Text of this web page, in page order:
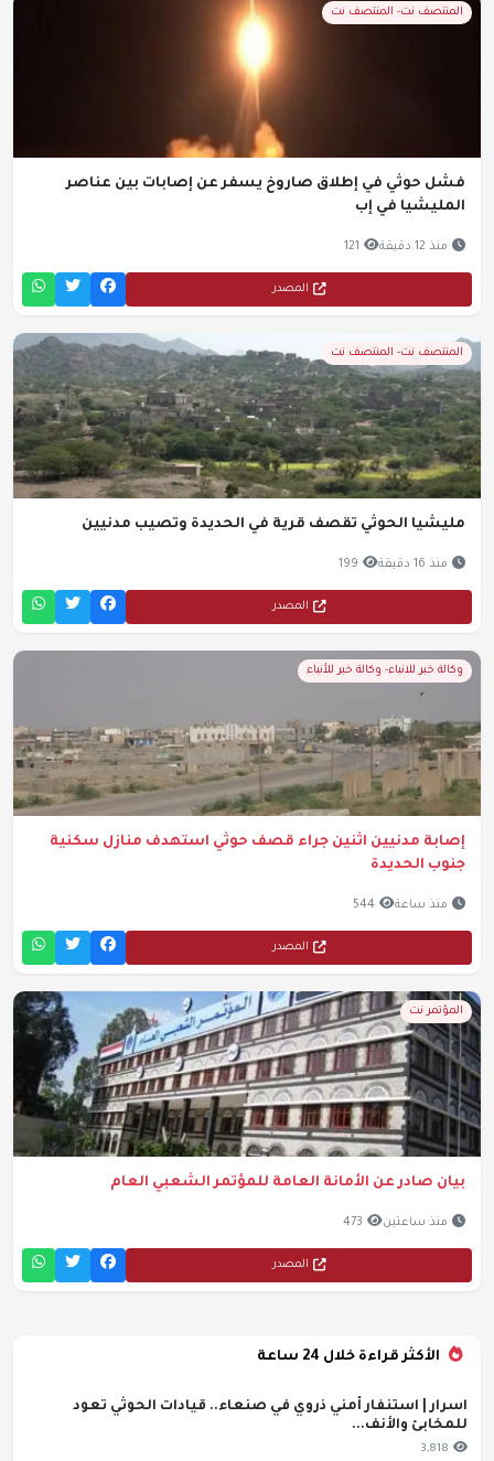
المنتصف نت- المنتصف نت
فشل حوثي في إطلاق صاروخ يسفر عن إصابات بين عناصر
المليشيا في إب
منذ 12 دقيقة 121
المصدر
المنتصف نت- المنتصف نت
مليشيا الحوثي تقصف قرية في الحديدة وتصيب مدنيين
منذ 16 دقيقة 199
المصدر
وكالة خبر للانباء- وكالة خبر للأنباء
إصابة مدنيين اثنين جراء قصف حوثي استهدف منازل سكنية
جنوب الحديدة
منذ ساعة 544
المصدر
المؤتمر نت
بيان صادر عن الأمانة العامة للمؤتمر الشعبي العام
منذ ساعتين 473
المصدر
الأكثر قراءة خلال 24 ساعة
اسرار | استنفار أمني ذروي في صنعاء.. قيادات الحوثي تعود
للمخابئ والأنف...
3,818